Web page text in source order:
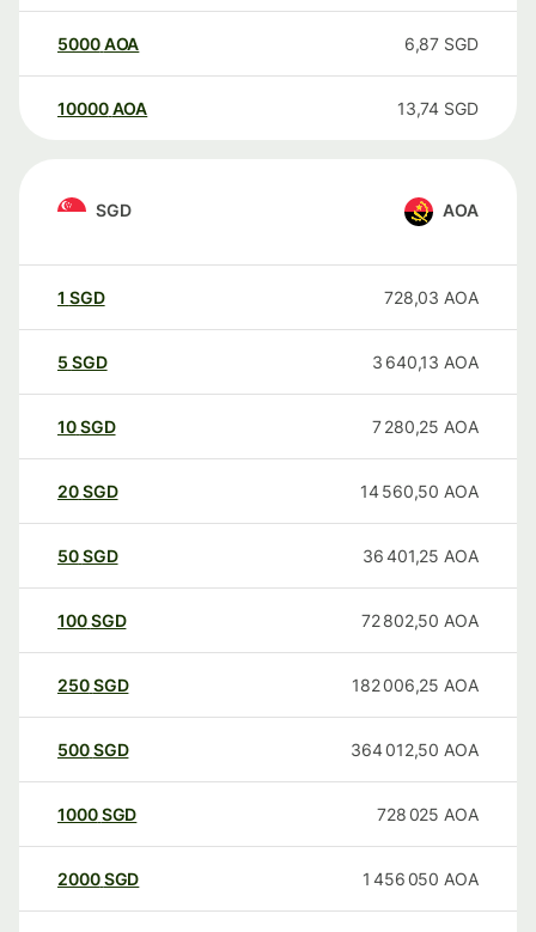
5000AOA 6,87 SGD
10000 AOA 13,74 SGD
SGD AOA
1 SGD 728,03 AOA
5 SGD 3 640,13 AOA
10SGD 7 280,25 AOA
20SGD 14 560,50 AOA
50SGD 36 401,25 AOA
100SGD 72 802,50 AOA
250SGD 182 006,25 AOA
500SGD 364 012,50 AOA
1000SGD 728 025 AOA
2000SGD 1 456 050 AOA